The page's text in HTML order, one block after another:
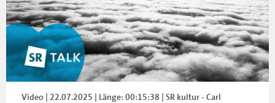
Video | 22.07.2025 | Länge: 00:15:38 | SR kultur - Carl